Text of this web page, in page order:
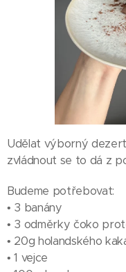
Udělat výborný
zvládnout se to dá z
Budeme potřebovat:
• 3 banány
• 3 odměrky čoko
• 20g holandského
• 1 vejce